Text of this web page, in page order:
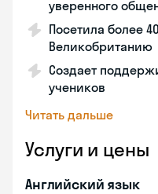
уверенного
Посетила более
Великобританию
Создает
учеников
Читать дальше
Услуги и цены
Английский язык